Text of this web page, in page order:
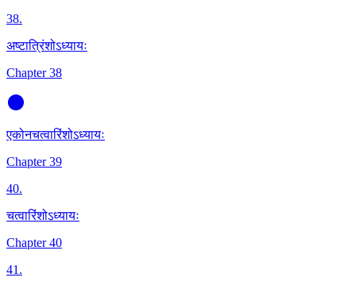
38.
अष्टात्रिंशोऽध्यायः
Chapter 38
एकोनचत्वारिंशोऽध्यायः
Chapter 39
40.
चत्वारिंशोऽध्यायः
Chapter 40
41.